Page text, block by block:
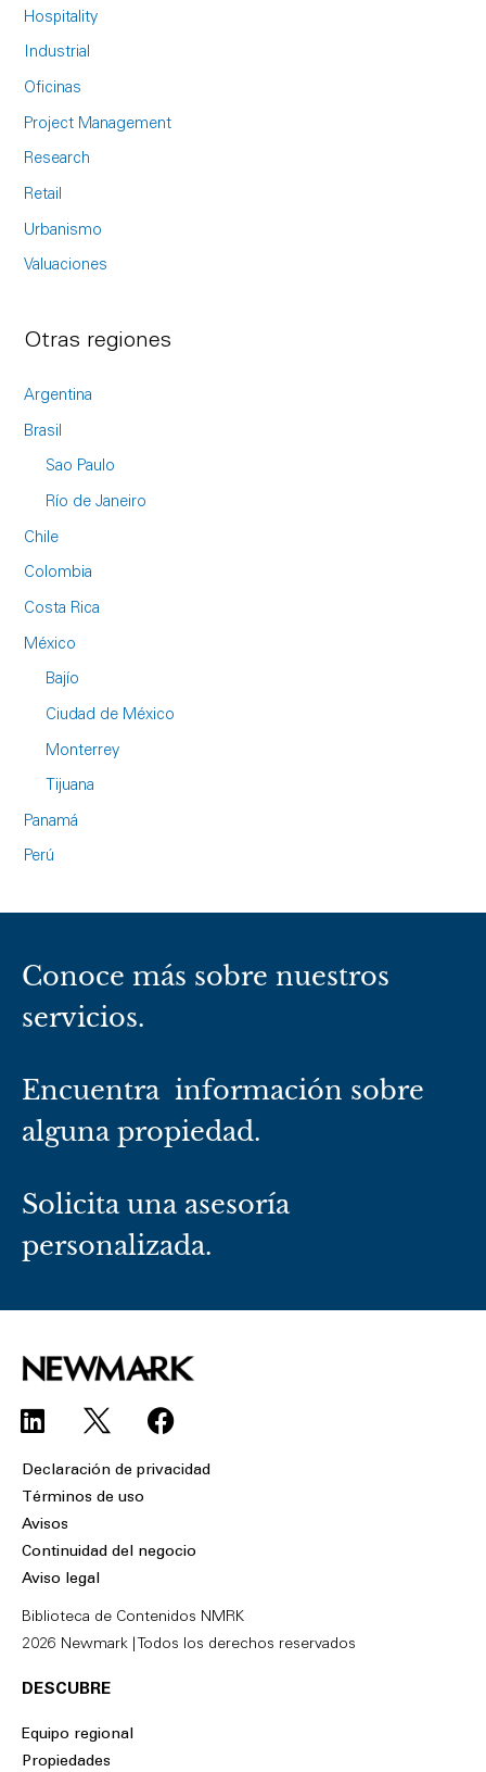
:
Hospitality
Industrial
Oficinas
Project Management
Research
Retail
Urbanismo
Valuaciones
Otras regiones
Argentina
Brasil
Sao Paulo
Río de Janeiro
Chile
Colombia
Costa Rica
México
Bajío
Ciudad de México
Monterrey
Tijuana
Panamá
Perú
Conoce más sobre nuestros
servicios.
Encuentra información sobre
alguna propiedad.
Solicita una asesoría
personalizada.
L
i
n
k
e
d
i
F
a
c
o
Declaración de privacidad
Términos de uso
Avisos
Continuidad del negocio
Aviso legal
Biblioteca de Contenidos NMRK
2026 Newmark | Todos los derechos reservados
DESCUBRE
Equipo regional
Propiedades